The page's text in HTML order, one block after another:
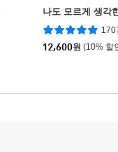
나도 모르게 생각
170
12,600원 (10% 할